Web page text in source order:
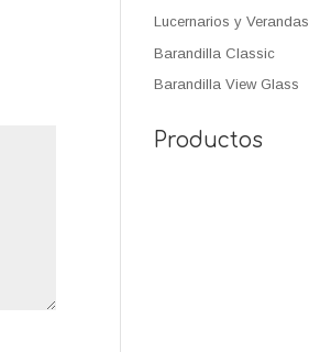
Lucernarios y Verandas
Barandilla Classic
Barandilla View Glass
Productos